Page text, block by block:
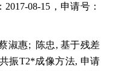
2017-08-15 ，申请号：
淑惠; 陈忠 , 基于残差
振T2*成像方法, 申请